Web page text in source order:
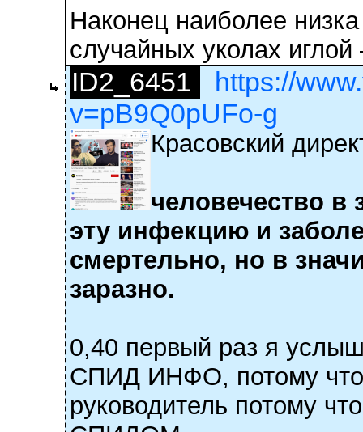
Наконец наиболее
случайных уколах
ID2_6451
https://
v=pB9Q0pUFo-g
Красовский
человечество в
эту инфекцию и
смертельно, но в
заразно.
0,40 первый раз я
СПИД ИНФО, потому что
руководитель потому